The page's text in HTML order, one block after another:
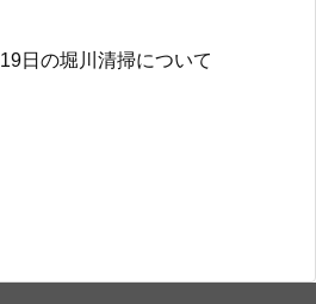
19日の堀川清掃について